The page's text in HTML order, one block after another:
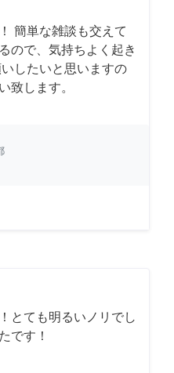
簡単な雑談も交えて
ので、気持ちよく起き
したいと思いますの
致します。
とても明るいノリでし
です！